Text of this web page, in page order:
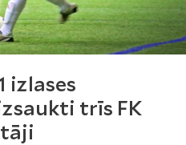
izlases
trīs FK